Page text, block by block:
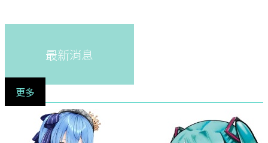
最新消息
更多